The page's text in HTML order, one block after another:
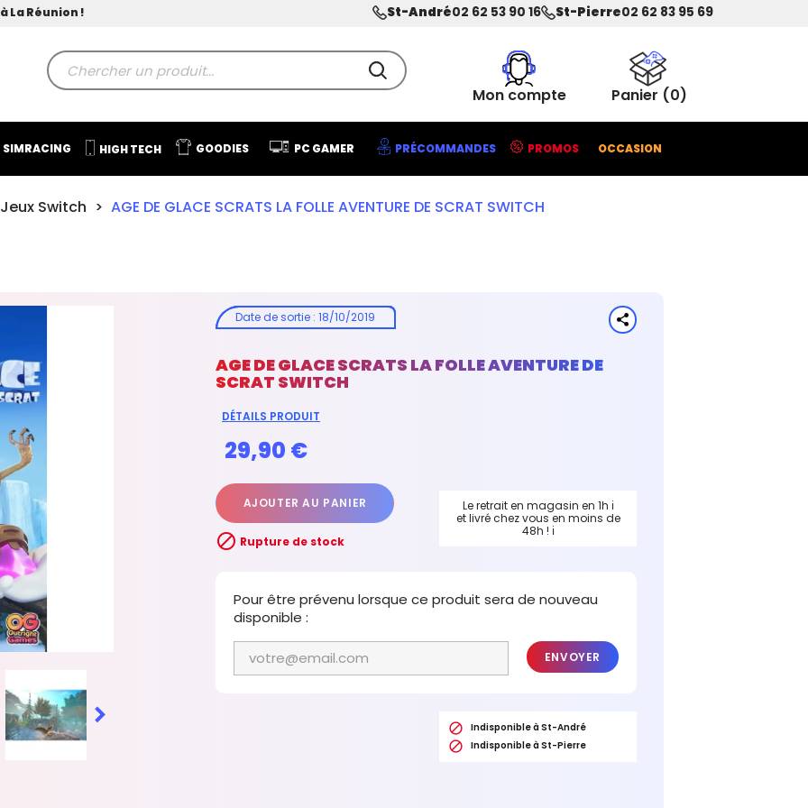
La Réunion ! St-André02 62 53 90 16 St-Pierre02 62 83 95 69
Mon compte Panier (0)
SIMRACING HIGH TECH GOODIES PC GAMER PRÉCOMMANDES PROMOS OCCASION
Jeux Switch AGE DE GLACE SCRATS LA FOLLE AVENTURE DE SCRAT SWITCH

Date de sortie :18/10/2019
AGE DE GLACE SCRATS LA FOLLE AVENTURE DE
SCRAT SWITCH
DÉTAILS PRODUIT
29,90 €
AJOUTER AU PANIER
 Rupture de stock
Le retrait en magasin en 1h ℹ
et livré chez vous en moins de
48h ! ℹ
Pour être prévenu lorsque ce produit sera de nouveau
disponible :
ENVOYER
 Indisponible à St-André
 Indisponible à St-Pierre